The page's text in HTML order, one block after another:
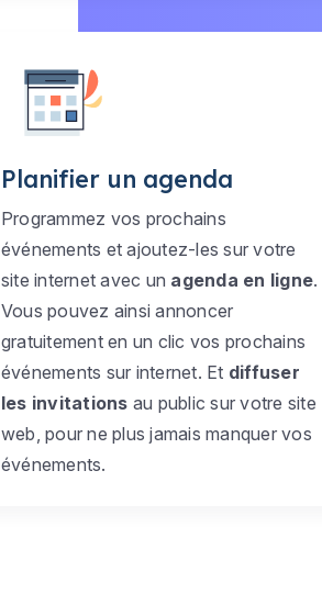
Planifier un agenda
Programmez vos prochains
événements et ajoutez-les sur votre
site internet avec un agenda en ligne.
Vous pouvez ainsi annoncer
gratuitement en un clic vos prochains
événements sur internet. Et diffuser
les invitations au public sur votre site
web, pour ne plus jamais manquer vos
événements.